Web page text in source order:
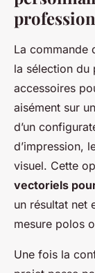
La commande
la sélection du
accessoires
aisément sur
d’un
d’impression,
visuel. Cette
vectoriels
un résultat net
mesure polos
Une fois la